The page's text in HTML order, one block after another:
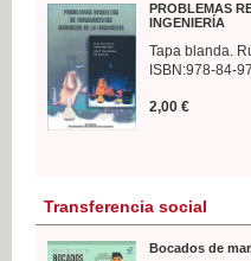
PROBLEMAS
INGENIERÍA
Tapa blanda.
ISBN:978-84-
2,00 €
Transferencia social
Bocados de